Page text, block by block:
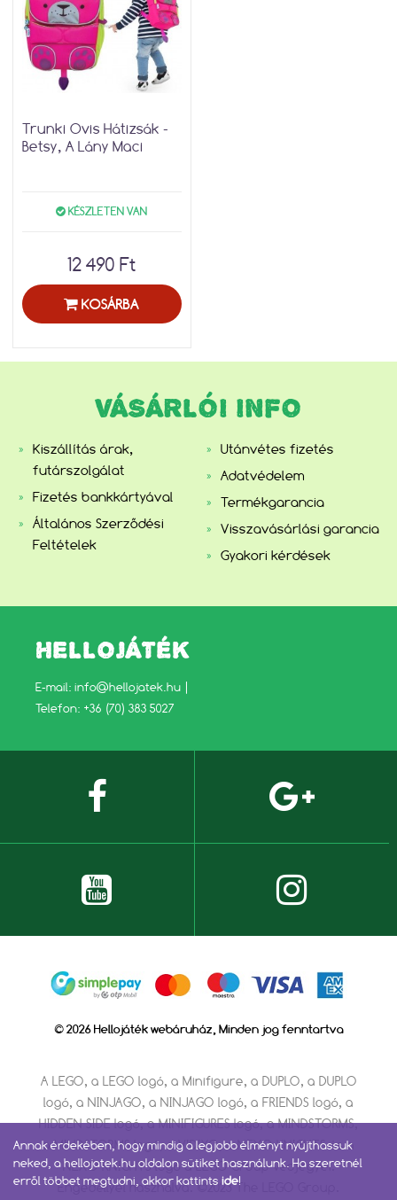
Trunki Ovis Hátizsák -
Betsy, A Lány Maci
KÉSZLETEN VAN
12 490 Ft
KOSÁRBA
VÁSÁRLÓI INFO
Kiszállítás árak,
futárszolgálat
Fizetés bankkártyával
Általános Szerződési
Feltételek
Utánvétes fizetés
Adatvédelem
Termékgarancia
Visszavásárlási garancia
Gyakori kérdések
HELLOJÁTÉK
E-mail: info@hellojatek.hu
Telefon: +36 (70) 383 5027
© 2026 Hellojáték webáruház, Minden jog fenntartva
A LEGO, a LEGO logó, a Minifigure, a DUPLO, a DUPLO
logó, a NINJAGO, a NINJAGO logó, a FRIENDS logó, a
HIDDEN SIDE logó, a MINIFIGURES logó, a MINDSTORMS,
a MINDSTORMS logó, a VIDIYO, a NEXO KNIGHTS és a
NEXO KNIGHTS logó a LEGO Group védjegyei.
Engedéllyel használva. ©2023 The LEGO Group.
Annak érdekében, hogy mindig a legjobb élményt nyújthassuk
neked, a hellojatek.hu oldalon sütiket használunk. Ha szeretnél
erről többet megtudni, akkor kattints ide!